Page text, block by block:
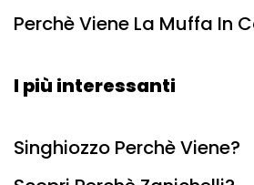
Perchè Viene La Muffa In
I più interessanti
Singhiozzo Perchè Viene?